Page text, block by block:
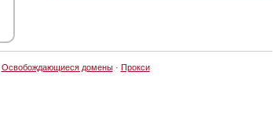
Освобождающиеся домены· Прокси